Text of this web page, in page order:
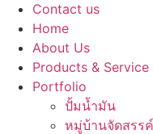
Contact us
Home
About Us
Products & Service
Portfolio
ปั้มน้ำมัน
หมู่บ้านจัดสรร